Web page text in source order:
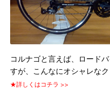
コルナゴと言えば、ロード
すが、こんなにオシャレな
★詳しくはコチラ >>